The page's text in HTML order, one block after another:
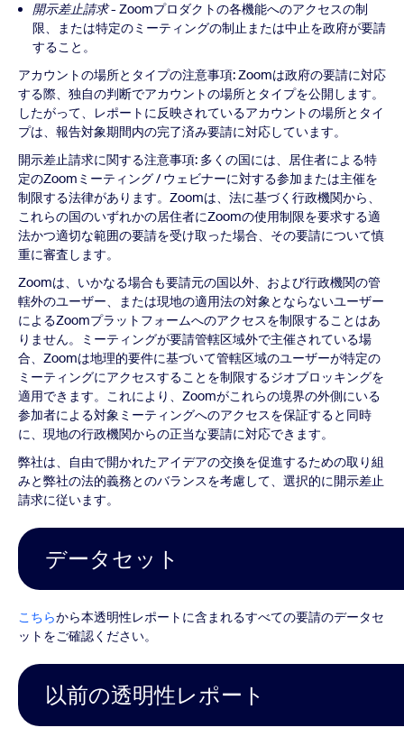
開示差止請求- Zoomプロダクトの各機能へのアクセスの制
限、または特定のミーティングの制止または中止を政府が要請
すること。
アカウントの場所とタイプの注意事項: Zoomは政府の要請に対応
する際、独自の判断でアカウントの場所とタイプを公開します。
したがって、レポートに反映されているアカウントの場所とタイ
プは、報告対象期間内の完了済み要請に対応しています。
開示差止請求に関する注意事項: 多くの国には、居住者による特
定のZoomミーティング / ウェビナーに対する参加または主催を
制限する法律があります。Zoomは、法に基づく行政機関から、
これらの国のいずれかの居住者にZoomの使用制限を要求する適
法かつ適切な範囲の要請を受け取った場合、その要請について慎
重に審査します。
Zoomは、いかなる場合も要請元の国以外、および行政機関の管
轄外のユーザー、または現地の適用法の対象とならないユーザー
によるZoomプラットフォームへのアクセスを制限することはあ
りません。ミーティングが要請管轄区域外で主催されている場
合、Zoomは地理的要件に基づいて管轄区域のユーザーが特定の
ミーティングにアクセスすることを制限するジオブロッキングを
適用できます。これにより、Zoomがこれらの境界の外側にいる
参加者による対象ミーティングへのアクセスを保証すると同時
に、現地の行政機関からの正当な要請に対応できます。
弊社は、自由で開かれたアイデアの交換を促進するための取り組
みと弊社の法的義務とのバランスを考慮して、選択的に開示差止
請求に従います。
データセット
こちらから本透明性レポートに含まれるすべての要請のデータセ
ットをご確認ください。
以前の透明性レポート